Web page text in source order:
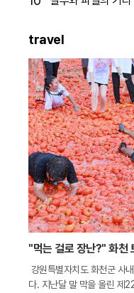
travel
"먹는 걸로 장난?" 화천
강원특별자치도 화천군 사
다. 지난달 말 막을 올린 제